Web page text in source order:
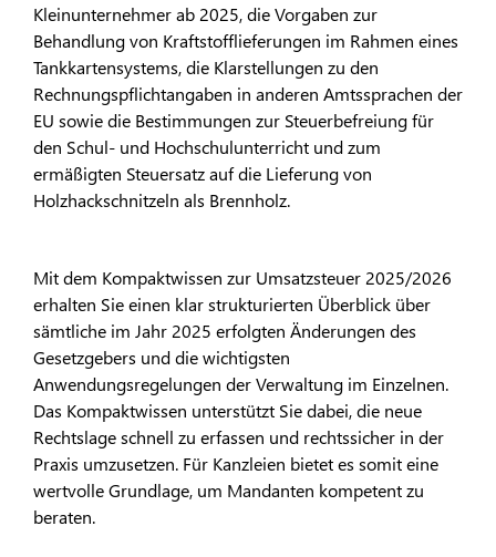
Kleinunternehmer ab 2025, die Vorgaben zur
Behandlung von Kraftstofflieferungen im Rahmen eines
Tankkartensystems, die Klarstellungen zu den
Rechnungspflichtangaben in anderen Amtssprachen der
EU sowie die Bestimmungen zur Steuerbefreiung für
den Schul- und Hochschulunterricht und zum
ermäßigten Steuersatz auf die Lieferung von
Holzhackschnitzeln als Brennholz.
Mit dem Kompaktwissen zur Umsatzsteuer 2025/2026
erhalten Sie einen klar strukturierten Überblick über
sämtliche im Jahr 2025 erfolgten Änderungen des
Gesetzgebers und die wichtigsten
Anwendungsregelungen der Verwaltung im Einzelnen.
Das Kompaktwissen unterstützt Sie dabei, die neue
Rechtslage schnell zu erfassen und rechtssicher in der
Praxis umzusetzen. Für Kanzleien bietet es somit eine
wertvolle Grundlage, um Mandanten kompetent zu
beraten.